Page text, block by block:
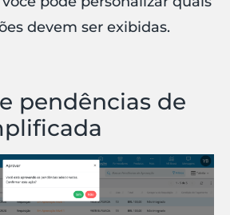
devem ser exibidas.
pendências de